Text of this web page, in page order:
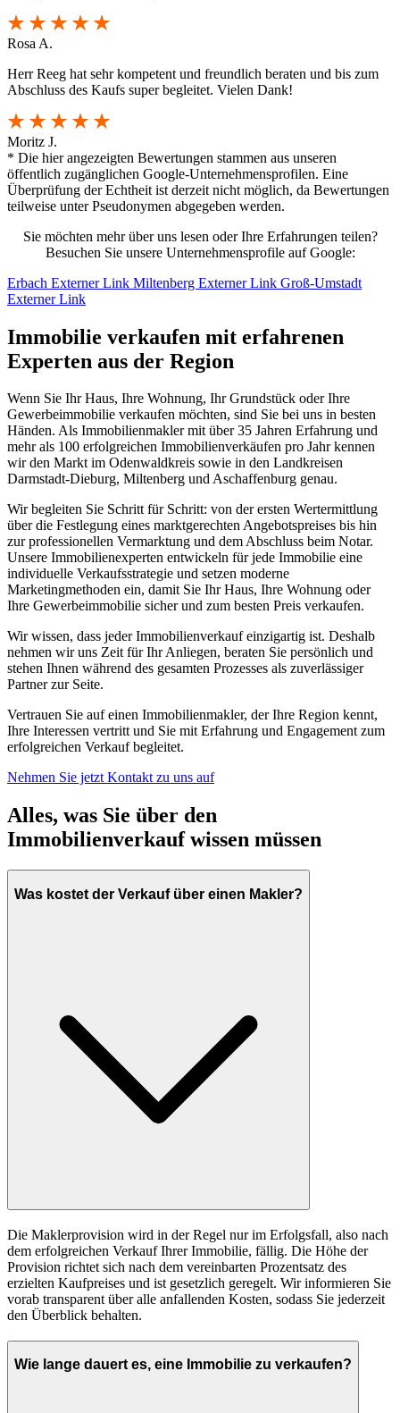
Rosa A.
Herr Reeg hat sehr kompetent und freundlich beraten und bis zum
Abschluss des Kaufs super begleitet. Vielen Dank!
Moritz J.
* Die hier angezeigten Bewertungen stammen aus unseren
öffentlich zugänglichen Google-Unternehmensprofilen. Eine
Überprüfung der Echtheit ist derzeit nicht möglich, da Bewertungen
teilweise unter Pseudonymen abgegeben werden.
Sie möchten mehr über uns lesen oder Ihre Erfahrungen teilen?
Besuchen Sie unsere Unternehmensprofile auf Google:
Erbach Externer Link Miltenberg Externer Link Groß-Umstadt
Externer Link
Immobilie verkaufen mit erfahrenen
Experten aus der Region
Wenn Sie Ihr Haus, Ihre Wohnung, Ihr Grundstück oder Ihre
Gewerbeimmobilie verkaufen möchten, sind Sie bei uns in besten
Händen. Als Immobilienmakler mit über 35 Jahren Erfahrung und
mehr als 100 erfolgreichen Immobilienverkäufen pro Jahr kennen
wir den Markt im Odenwaldkreis sowie in den Landkreisen
Darmstadt-Dieburg, Miltenberg und Aschaffenburg genau.
Wir begleiten Sie Schritt für Schritt: von der ersten Wertermittlung
über die Festlegung eines marktgerechten Angebotspreises bis hin
zur professionellen Vermarktung und dem Abschluss beim Notar.
Unsere Immobilienexperten entwickeln für jede Immobilie eine
individuelle Verkaufsstrategie und setzen moderne
Marketingmethoden ein, damit Sie Ihr Haus, Ihre Wohnung oder
Ihre Gewerbeimmobilie sicher und zum besten Preis verkaufen.
Wir wissen, dass jeder Immobilienverkauf einzigartig ist. Deshalb
nehmen wir uns Zeit für Ihr Anliegen, beraten Sie persönlich und
stehen Ihnen während des gesamten Prozesses als zuverlässiger
Partner zur Seite.
Vertrauen Sie auf einen Immobilienmakler, der Ihre Region kennt,
Ihre Interessen vertritt und Sie mit Erfahrung und Engagement zum
erfolgreichen Verkauf begleitet.
Nehmen Sie jetzt Kontakt zu uns auf
Alles, was Sie über den
Immobilienverkauf wissen müssen
Was kostet der Verkauf über einen Makler?
Die Maklerprovision wird in der Regel nur im Erfolgsfall, also nach
dem erfolgreichen Verkauf Ihrer Immobilie, fällig. Die Höhe der
Provision richtet sich nach dem vereinbarten Prozentsatz des
erzielten Kaufpreises und ist gesetzlich geregelt. Wir informieren Sie
vorab transparent über alle anfallenden Kosten, sodass Sie jederzeit
den Überblick behalten.
Wie lange dauert es, eine Immobilie zu verkaufen?